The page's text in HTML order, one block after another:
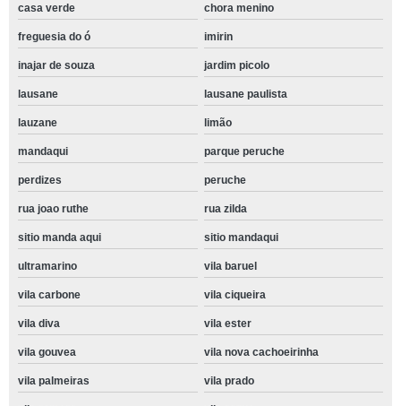
casa verde chora menino
freguesia do ó imirin
inajar de souza jardim picolo
lausane lausane paulista
lauzane limão
mandaqui parque peruche
perdizes peruche
rua joao ruthe rua zilda
sitio manda aqui sitio mandaqui
ultramarino vila baruel
vila carbone vila ciqueira
vila diva vila ester
vila gouvea vila nova cachoeirinha
vila palmeiras vila prado